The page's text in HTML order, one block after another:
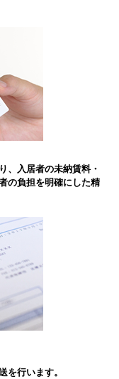
、入居者の未納賃料・
の負担を明確にした精
を行います。